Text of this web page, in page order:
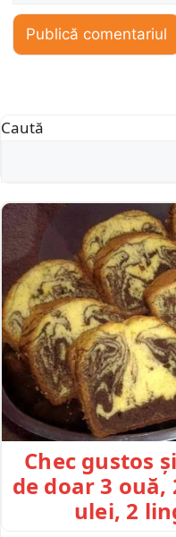
Caută
Chec gustos
de doar 3
ulei, 2